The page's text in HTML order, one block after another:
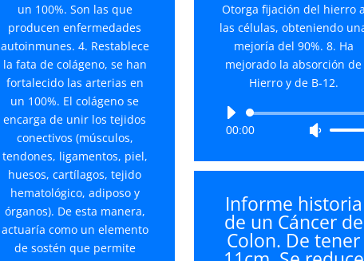
un 100%. Son las que
producen enfermedades
autoinmunes. 4. Restablece
la fata de colágeno, se han
fortalecido las arterias en
un 100%. El colágeno se
encarga de unir los tejidos
conectivos (músculos,
tendones, ligamentos, piel,
huesos, cartílagos, tejido
hematológico, adiposo y
órganos). De esta manera,
actuaría como un elemento
de sostén que permite
Otorga fijación del hierro a
las células, obteniendo
mejoría del 90%. 8. Ha
mejorado la absorción de
Hierro y de B-12.
Reproductor
00:00
Utiliza
flecha
arriba/
para
Informe historia
de un Cáncer de
Colon. De tener